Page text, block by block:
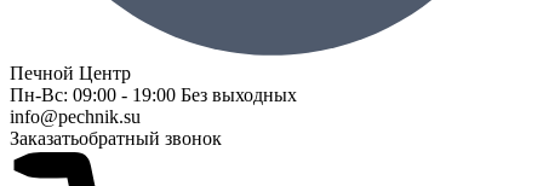
Печной Центр
Пн-Вс: 09:00 - 19:00 Без выходных
info@pechnik.su
Заказатьобратный звонок